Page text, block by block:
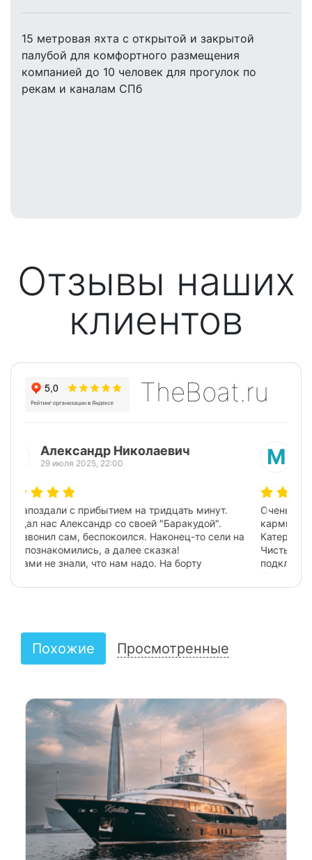
15 метровая яхта с открытой и закрытой
палубой для комфортного размещения
компанией до 10 человек для прогулок по
рекам и каналам СПб
Отзывы наших
клиентов
TheBoat.ru
М Марина Пи
25 июля 2025, 18:30
Очень понравилась двухчасовая прогулка на
карминовом катере Эклипс с капитаном Игорем!
Катер пунктуально причалил к обозначенному месту.
Чистый, комфортабельный. Есть санузел, можно
подключить свою музыку.
Капитан внимателен к пассажарам и при этом очень
деликатен, всегда рядом, но полное ощущение, что
незабываемые впечатления себе и близким бесценно!
Предыдущий
Похожие Просмотренные